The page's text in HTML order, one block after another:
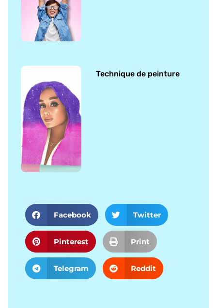
Technique de peinture
Facebook Twitter
Pinterest Print
Telegram Reddit